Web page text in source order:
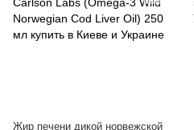
Жир печени дикой норвежской